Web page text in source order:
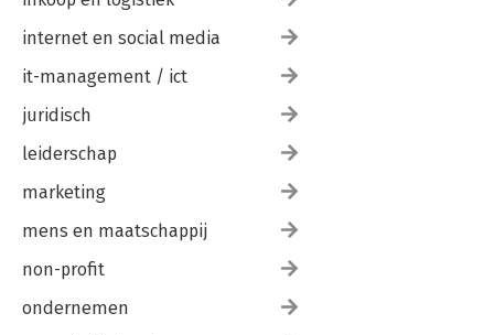
internet en social media
it-management / ict
juridisch
leiderschap
marketing
mens en maatschappij
non-profit
ondernemen